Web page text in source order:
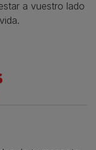
a vuestro lado